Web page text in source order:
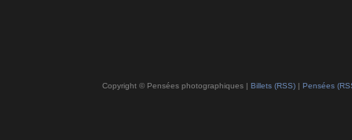
Copyright © Pensées photographiques | Billets (RSS) | Pensées